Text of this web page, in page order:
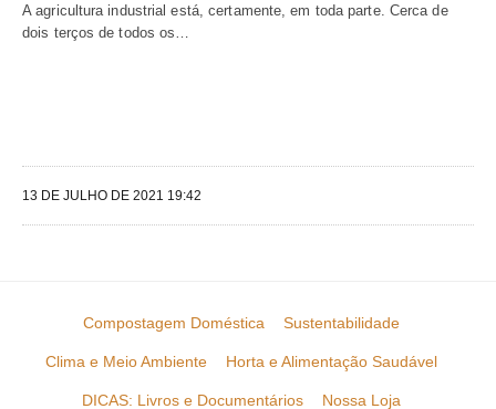
A agricultura industrial está, certamente, em toda parte. Cerca de
dois terços de todos os…
13 DE JULHO DE 2021 19:42
Compostagem Doméstica Sustentabilidade
Clima e Meio Ambiente Horta e Alimentação Saudável
DICAS: Livros e Documentários Nossa Loja